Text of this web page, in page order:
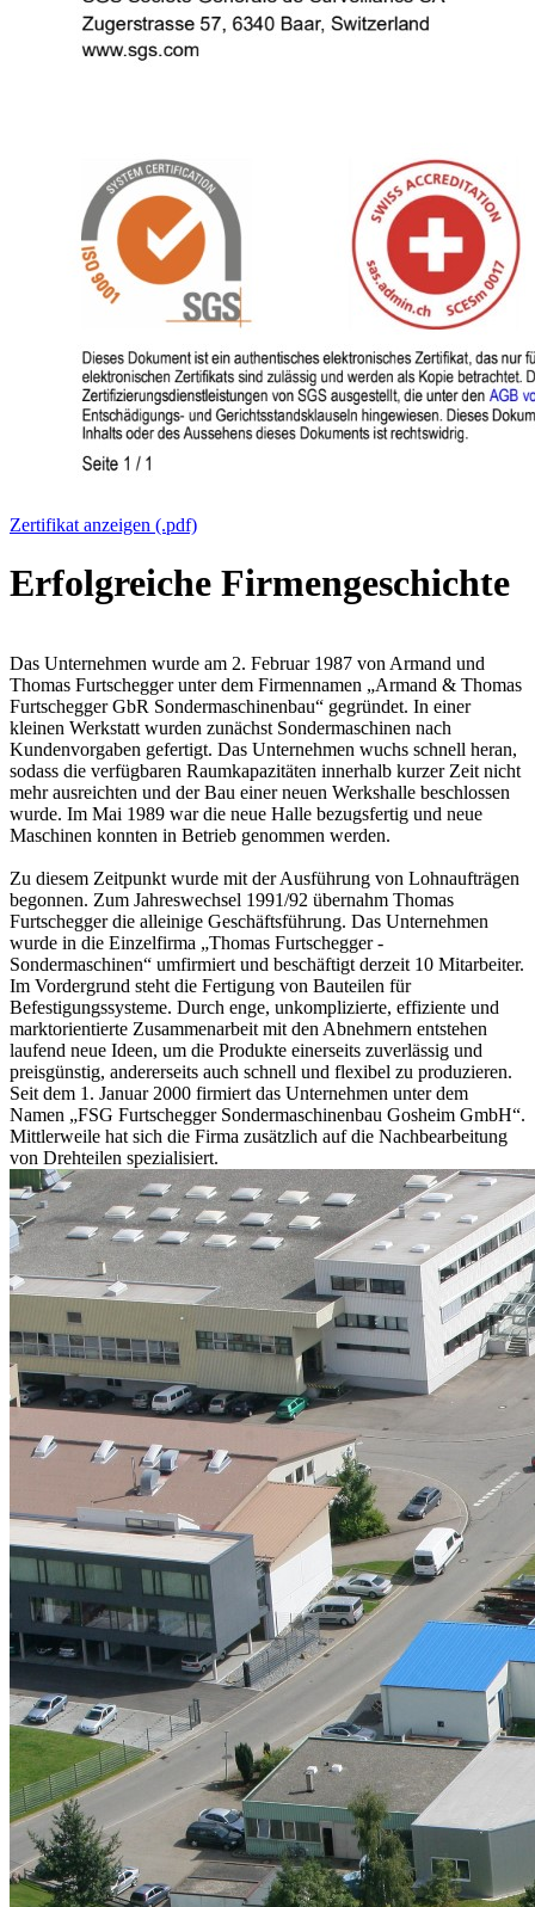
Zertifikat anzeigen (.pdf)
Erfolgreiche Firmengeschichte
Das Unternehmen wurde am 2. Februar 1987 von Armand und
Thomas Furtschegger unter dem Firmennamen „Armand & Thomas
Furtschegger GbR Sondermaschinenbau“ gegründet. In einer
kleinen Werkstatt wurden zunächst Sondermaschinen nach
Kundenvorgaben gefertigt. Das Unternehmen wuchs schnell heran,
sodass die verfügbaren Raumkapazitäten innerhalb kurzer Zeit nicht
mehr ausreichten und der Bau einer neuen Werkshalle beschlossen
wurde. Im Mai 1989 war die neue Halle bezugsfertig und neue
Maschinen konnten in Betrieb genommen werden.
Zu diesem Zeitpunkt wurde mit der Ausführung von Lohnaufträgen
begonnen. Zum Jahreswechsel 1991/92 übernahm Thomas
Furtschegger die alleinige Geschäftsführung. Das Unternehmen
wurde in die Einzelfirma „Thomas Furtschegger -
Sondermaschinen“ umfirmiert und beschäftigt derzeit 10 Mitarbeiter.
Im Vordergrund steht die Fertigung von Bauteilen für
Befestigungssysteme. Durch enge, unkomplizierte, effiziente und
marktorientierte Zusammenarbeit mit den Abnehmern entstehen
laufend neue Ideen, um die Produkte einerseits zuverlässig und
preisgünstig, andererseits auch schnell und flexibel zu produzieren.
Seit dem 1. Januar 2000 firmiert das Unternehmen unter dem
Namen „FSG Furtschegger Sondermaschinenbau Gosheim GmbH“.
Mittlerweile hat sich die Firma zusätzlich auf die Nachbearbeitung
von Drehteilen spezialisiert.